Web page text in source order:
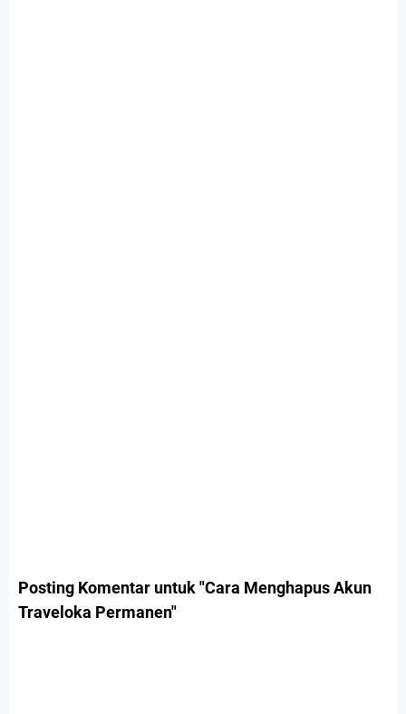
Posting Komentar untuk "Cara Menghapus Akun
Traveloka Permanen"